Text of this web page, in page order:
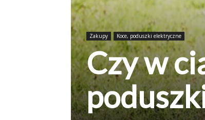
Zakupy Koce, poduszki elektryczne
Czy w